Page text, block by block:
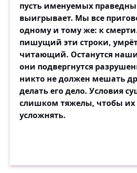
пусть именуемых
выигрывает. Мы все
одному и тому же: к
пишущий эти строки,
читающий. Останутся
они подвергнутся
никто не должен мешать
делать его дело. Условия
слишком тяжелы, чтобы
усложнять.